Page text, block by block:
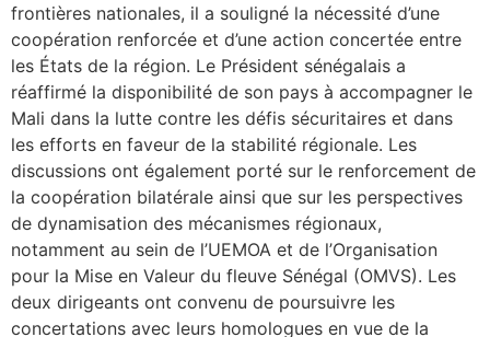
frontières nationales, il a souligné la nécessité d’une
coopération renforcée et d’une action concertée entre
les États de la région. Le Président sénégalais a
réaffirmé la disponibilité de son pays à accompagner le
Mali dans la lutte contre les défis sécuritaires et dans
les efforts en faveur de la stabilité régionale. Les
discussions ont également porté sur le renforcement de
la coopération bilatérale ainsi que sur les perspectives
de dynamisation des mécanismes régionaux,
notamment au sein de l’UEMOA et de l’Organisation
pour la Mise en Valeur du fleuve Sénégal (OMVS). Les
deux dirigeants ont convenu de poursuivre les
concertations avec leurs homologues en vue de la